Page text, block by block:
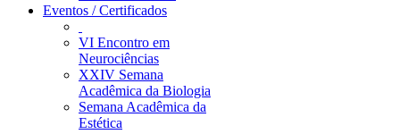
Eventos / Certificados
VI Encontro em
Neurociências
XXIV Semana
Acadêmica da Biologia
Semana Acadêmica da
Estética